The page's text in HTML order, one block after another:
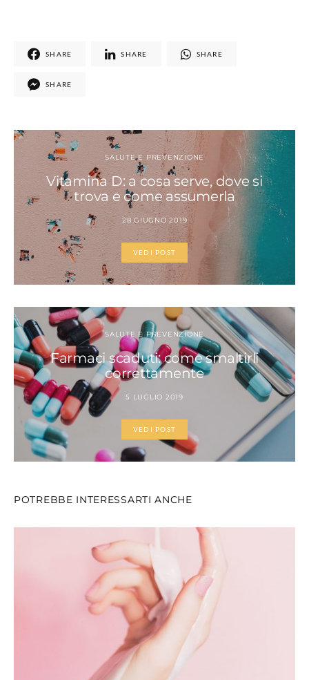
SHARE SHARE SHARE
SHARE
SALUTE E PREVENZIONE
Vitamina D: a cosa serve, dove si
trova e come assumerla
28 GIUGNO 2019
VEDI POST
SALUTE E PREVENZIONE
Farmaci scaduti: come smaltirli
correttamente
5 LUGLIO 2019
VEDI POST
POTREBBE INTERESSARTI ANCHE